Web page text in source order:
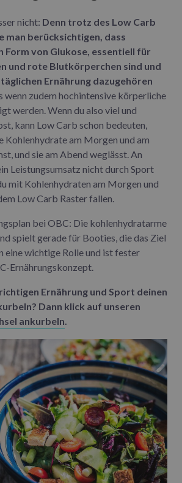
nicht: Denn trotz des Low Carb
man berücksichtigen, dass
Form von Glukose, essentiell für
und rote Blutkörperchen sind und
Ernährung dazugehören
wenn zudem hochintensive körperliche
werden. Wenn du also viel und
kann Low Carb schon bedeuten,
Kohlenhydrate am Morgen und am
und sie am Abend weglässt. An
Leistungsumsatz nicht durch Sport
mit Kohlenhydraten am Morgen und
Low Carb Raster fallen.
bei OBC: Die kohlenhydratarme
spielt gerade für Booties, die das Ziel
eine wichtige Rolle und ist fester
Ernährungskonzept.
Ernährung und Sport deinen
Dann klick auf unseren
ankurbeln.